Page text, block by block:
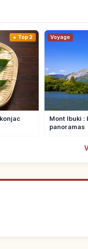
Top 2 Voyage
Mont Ibuki :
panoramas